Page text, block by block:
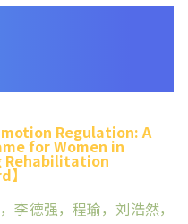
Regulation: A
for Women in
Rehabilitation
李德强，程瑜，刘浩然，